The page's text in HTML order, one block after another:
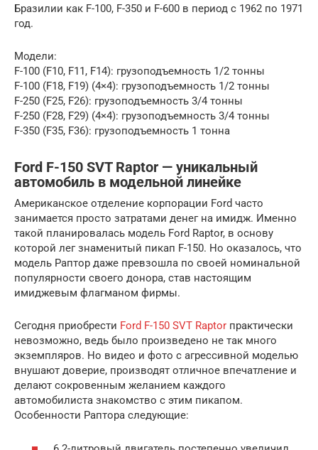
Бразилии как F-100, F-350 и F-600 в период с 1962 по 1971
год.
Модели:
F-100 (F10, F11, F14): грузоподъемность 1/2 тонны
F-100 (F18, F19) (4×4): грузоподъемность 1/2 тонны
F-250 (F25, F26): грузоподъемность 3/4 тонны
F-250 (F28, F29) (4×4): грузоподъемность 3/4 тонны
F-350 (F35, F36): грузоподъемность 1 тонна
Ford F-150 SVT Raptor — уникальный
автомобиль в модельной линейке
Американское отделение корпорации Ford часто
занимается просто затратами денег на имидж. Именно
такой планировалась модель Ford Raptor, в основу
которой лег знаменитый пикап F-150. Но оказалось, что
модель Раптор даже превзошла по своей номинальной
популярности своего донора, став настоящим
имиджевым флагманом фирмы.
Сегодня приобрести Ford F-150 SVT Raptor практически
невозможно, ведь было произведено не так много
экземпляров. Но видео и фото с агрессивной моделью
внушают доверие, производят отличное впечатление и
делают сокровенным желанием каждого
автомобилиста знакомство с этим пикапом.
Особенности Раптора следующие: